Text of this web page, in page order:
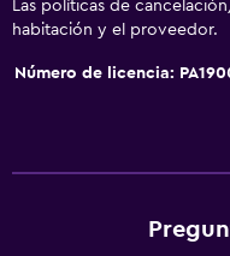
Terraza/patio
Comedor al aire libre
Las políticas de
habitación y el proveedor.
Número de licencia: